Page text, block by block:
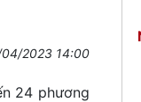
04/2023 14:00
24 phương